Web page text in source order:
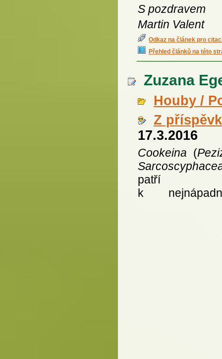
S pozdravem
Martin Valent
Odkaz na článek pro
Přehled článků na této
Zuzana
Houby /
Z
17.3.2016
Cookeina (
patří
k